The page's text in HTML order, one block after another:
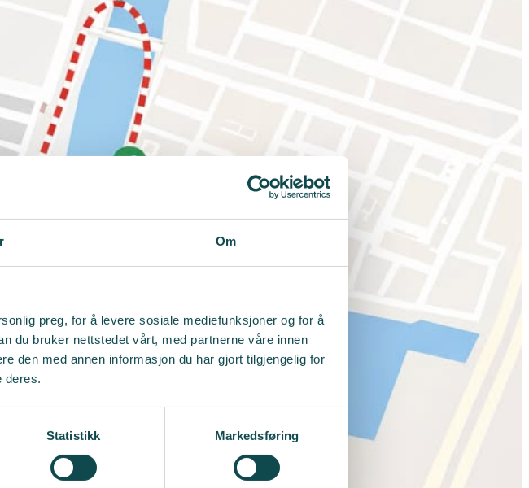
Om
preg, for å levere sosiale mediefunksjoner og for å
du bruker nettstedet vårt, med partnerne våre innen
den med annen informasjon du har gjort tilgjengelig for
deres.
Statistikk Markedsføring